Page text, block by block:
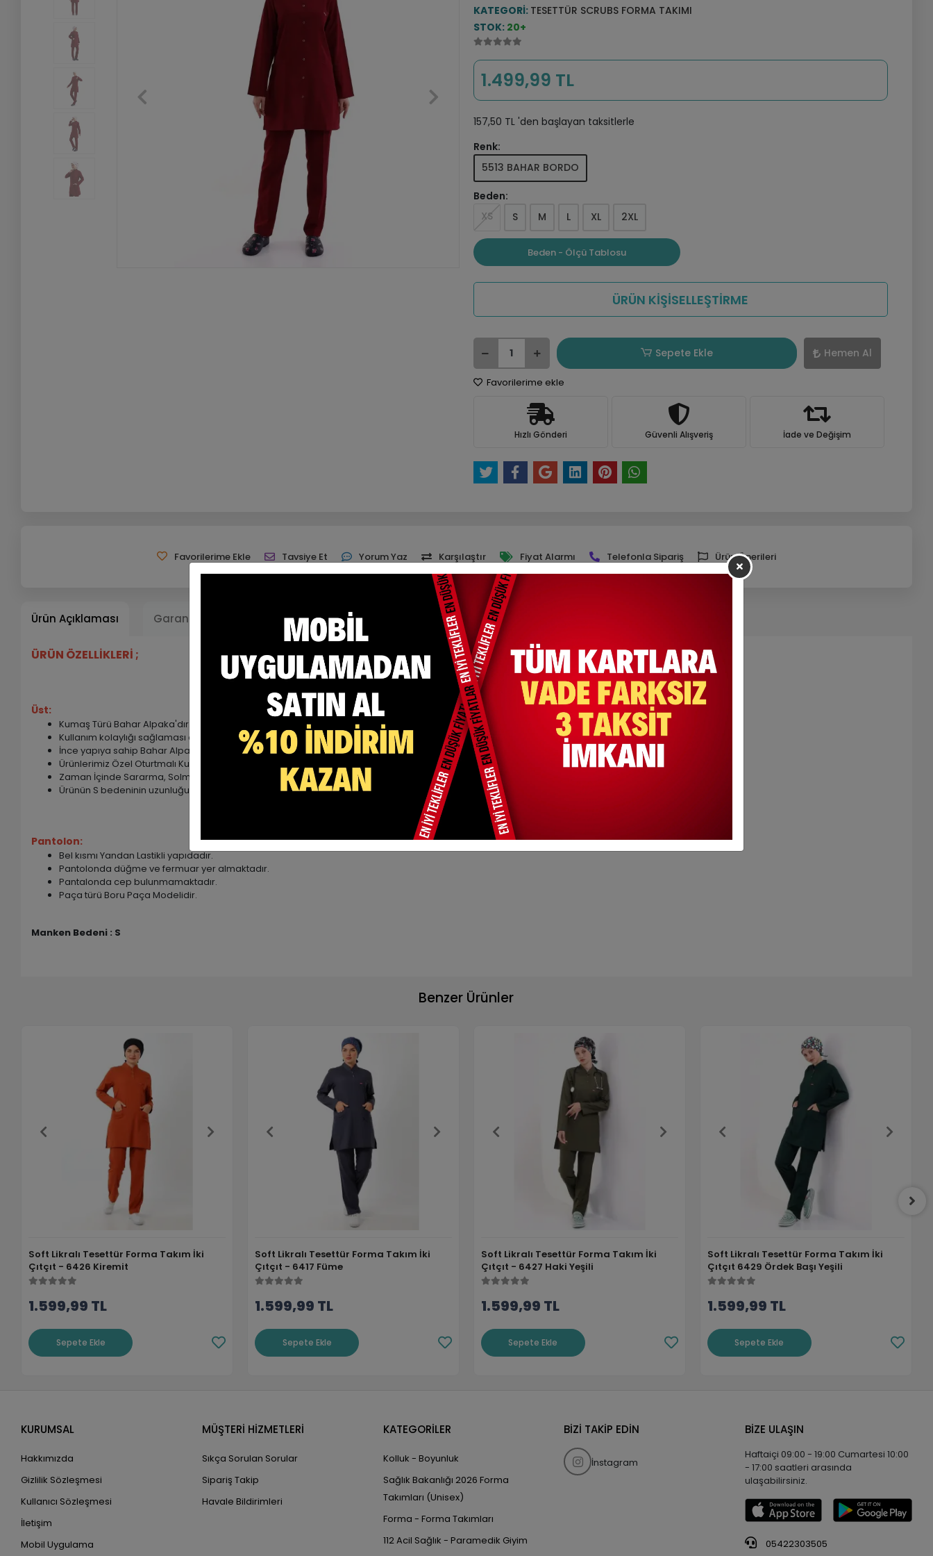
KATEGORI: TESETTÜR SCRUBS FORMA TAKIMI
STOK: 20+
1.499,99 TL
157,50 TL 'den başlayan taksitlerle
Renk:
5513 BAHAR BORDO
Beden:
XS
S M L XL 2XL
Beden - Ölçü Tablosu
ÜRÜN KİŞİSELLEŞTİRME
Sepete Ekle Hemen Al
Favorilerime ekle
Hızlı Gönderi Güvenli Alışveriş İade ve Değişim
Favorilerime Ekle Tavsiye Et Yorum Yaz Karşılaştır Fiyat Alarmı Telefonla Sipariş Ürün Önerileri
Ürün Açıklaması Garanti ve Teslimat Taksit Seçenekleri Yorumlar
ÜRÜN ÖZELLİKLERİ ;
Üst:
Kumaş Türü Bahar Alpaka'dır. (%75 Poly + %25 Viscon)
Kullanım kolaylığı sağlaması adına düğme yerine ÇITÇIT kullanılmıştır.
İnce yapıya sahip Bahar Alpaka Kumaş kullanılarak imal edilmiştir.
Ürünlerimiz Özel Oturtmalı Kulplu Kalıptır.
Zaman İçinde Sararma, Solma, Tüylenme Yapmaz.
Ürünün S bedeninin uzunluğu 84 cm dir.
Pantolon:
Bel kısmı Yandan Lastikli yapıdadır.
Pantolonda düğme ve fermuar yer almaktadır.
Pantalonda cep bulunmamaktadır.
Paça türü Boru Paça Modelidir.
Manken Bedeni : S
Benzer Ürünler
Soft Likralı Tesettür Forma Takım İki
Çıtçıt - 6426 Kiremit
1.599,99 TL
Sepete Ekle
Soft Likralı Tesettür Forma Takım İki
Çıtçıt - 6417 Füme
1.599,99 TL
Sepete Ekle
Soft Likralı Tesettür Forma Takım İki
Çıtçıt - 6427 Haki Yeşili
1.599,99 TL
Sepete Ekle
Soft Likralı Tesettür Forma Takım İki
Çıtçıt 6429 Ördek Başı Yeşili
1.599,99 TL
Sepete Ekle
KURUMSAL
Hakkımızda
Gizlilik Sözleşmesi
Kullanıcı Sözleşmesi
İletişim
Mobil Uygulama
MÜŞTERİ HİZMETLERİ
Sıkça Sorulan Sorular
Sipariş Takip
Havale Bildirimleri
KATEGORİLER
Kolluk - Boyunluk
Sağlık Bakanlığı 2026 Forma
Takımları (Unisex)
Forma - Forma Takımları
112 Acil Sağlık - Paramedik Giyim
BİZİ TAKİP EDİN
İnstagram
BİZE ULAŞIN
Haftaiçi 09:00 - 19:00 Cumartesi 10:00
- 17:00 saatleri arasında
ulaşabilirsiniz.
05422303505